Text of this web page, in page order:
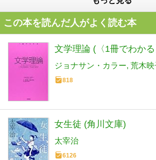
この本を読んだ人がよく読む本
文学理論 (〈1冊でわか
ジョナサン・カラー 荒木映
818
女生徒 (角川文庫)
太宰治
6126